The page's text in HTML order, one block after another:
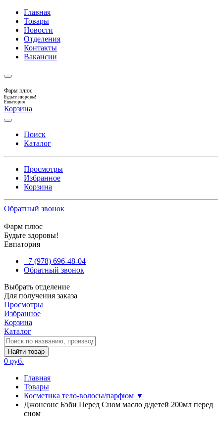
Главная
Товары
Новости
Отделения
Контакты
Вакансии
Фарм плюс
Будьте здоровы!
Евпатория
Корзина
Поиск
Каталог
Просмотры
Избранное
Корзина
Обратный звонок
Фарм плюс
Будьте здоровы!
Евпатория
+7 (978) 696-48-04
Обратный звонок
Выбрать отделение
Для получения заказа
Просмотры
Избранное
Корзина
Каталог
Найти товар
0 руб.
Главная
Товары
Косметика тело-волосы/парфюм ▼
Джонсонс Бэби Перед Сном масло д/детей 200мл перед
сном